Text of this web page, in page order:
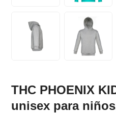
THC PHOENIX
unisex para